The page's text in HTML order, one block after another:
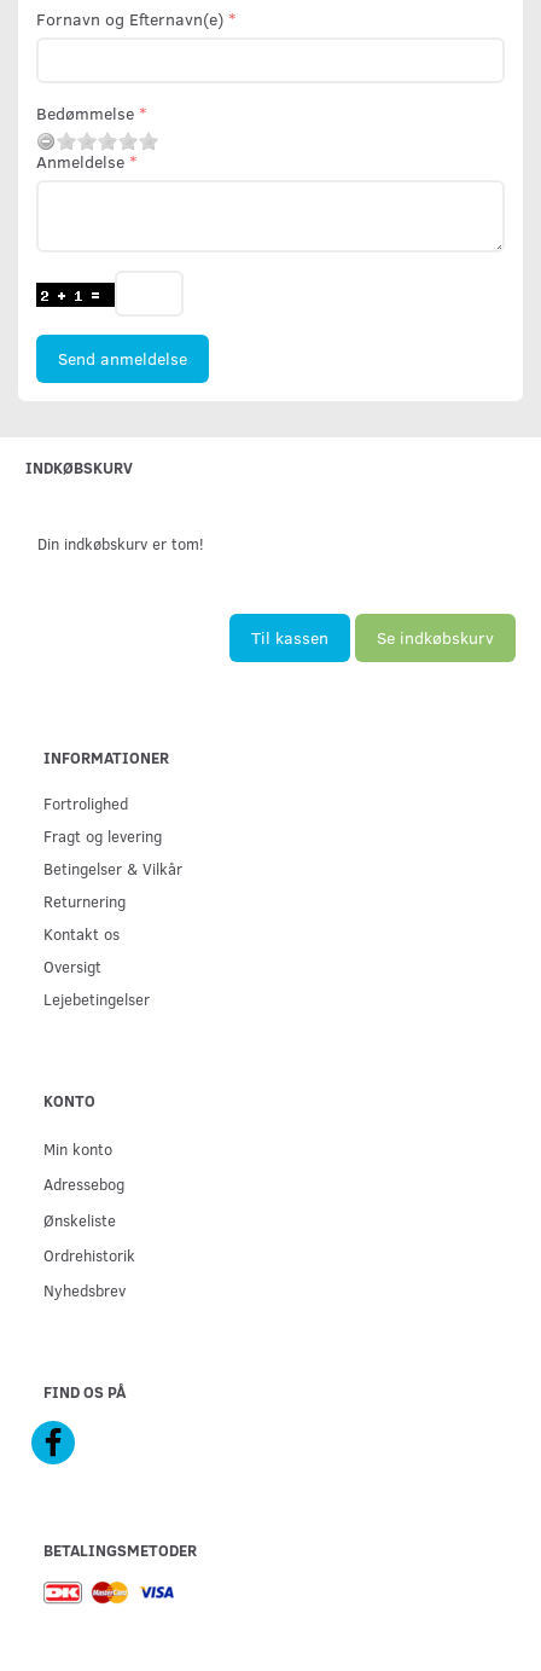
Fornavn og Efternavn(e)
Bedømmelse
Anmeldelse
Send anmeldelse
INDKØBSKURV
Din indkøbskurv er tom!
Til kassen Se indkøbskurv
INFORMATIONER
Fortrolighed
Fragt og levering
Betingelser & Vilkår
Returnering
Kontakt os
Oversigt
Lejebetingelser
KONTO
Min konto
Adressebog
Ønskeliste
Ordrehistorik
Nyhedsbrev
FIND OS PÅ
BETALINGSMETODER